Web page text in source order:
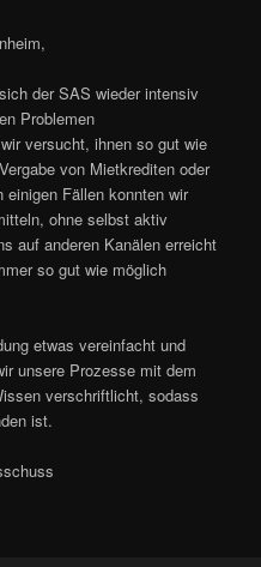
der SAS wieder intensiv
Problemen
versucht, ihnen so gut wie
von Mietkrediten oder
einigen Fällen konnten wir
ohne selbst aktiv
auf anderen Kanälen erreicht
so gut wie möglich
etwas vereinfacht und
unsere Prozesse mit dem
verschriftlicht, sodass
ist.